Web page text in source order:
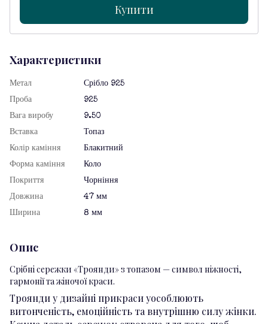
Купити
Характеристики
Метал
Срібло 925
Проба
925
Вага виробу
9.50
Вставка
Топаз
Колір каміння
Блакитний
Форма каміння
Коло
Покриття
Чорніння
Довжина
47 мм
Ширина
8 мм
Опис
Срібні сережки «Троянди» з топазом — символ ніжності,
гармонії та жіночої краси.
Троянди у дизайні прикраси уособлюють
витонченість, емоційність та внутрішню силу жінки.